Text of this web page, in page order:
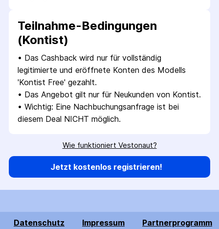
Teilnahme-Bedingungen
(Kontist)
• Das Cashback wird nur für vollständig
legitimierte und eröffnete Konten des Modells
'Kontist Free' gezahlt.
• Das Angebot gilt nur für Neukunden von Kontist.
• Wichtig: Eine Nachbuchungsanfrage ist bei
diesem Deal NICHT möglich.
Wie funktioniert Vestonaut?
Jetzt kostenlos registrieren!
Datenschutz Impressum Partnerprogramm